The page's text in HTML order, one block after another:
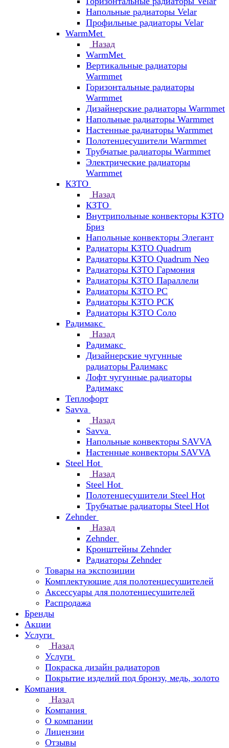
Напольные радиаторы Velar
Профильные радиаторы Velar
WarmMet
Назад
WarmMet
Вертикальные радиаторы
Warmmet
Горизонтальные радиаторы
Warmmet
Дизайнерские радиаторы Warmmet
Напольные радиаторы Warmmet
Настенные радиаторы Warmmet
Полотенцесушители Warmmet
Трубчатые радиаторы Warmmet
Электрические радиаторы
Warmmet
КЗТО
Назад
КЗТО
Внутрипольные конвекторы КЗТО
Бриз
Напольные конвекторы Элегант
Радиаторы КЗТО Quadrum
Радиаторы КЗТО Quadrum Neo
Радиаторы КЗТО Гармония
Радиаторы КЗТО Параллели
Радиаторы КЗТО РС
Радиаторы КЗТО РСК
Радиаторы КЗТО Соло
Радимакс
Назад
Радимакс
Дизайнерские чугунные
радиаторы Радимакс
Лофт чугунные радиаторы
Радимакс
Теплофорт
Savva
Назад
Savva
Напольные конвекторы SAVVA
Настенные конвекторы SAVVA
Steel Hot
Назад
Steel Hot
Полотенцесушители Steel Hot
Трубчатые радиаторы Steel Hot
Zehnder
Назад
Zehnder
Кронштейны Zehnder
Радиаторы Zehnder
Товары на экспозиции
Комплектующие для полотенцесушителей
Аксессуары для полотенцесушителей
Распродажа
Бренды
Акции
Услуги
Назад
Услуги
Покраска дизайн радиаторов
Покрытие изделий под бронзу, медь, золото
Компания
Назад
Компания
О компании
Лицензии
Отзывы